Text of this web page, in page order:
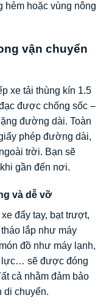
hẻm hoặc vùng nông
vận chuyển
xe tải thùng kín 1.5
được chống sốc –
đường dài. Toàn
phép đường dài,
trời. Bạn sẽ
gần đến nơi.
và dễ vỡ
đẩy tay, bạt trượt,
lắp như máy
đồ như máy lạnh,
lực… sẽ được đóng
cả nhằm đảm bảo
di chuyển.